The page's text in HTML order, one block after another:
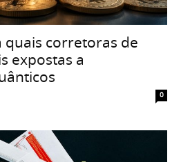
quais corretoras de
expostas a
0